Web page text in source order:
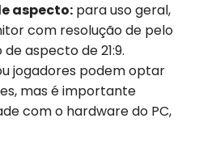
aspecto: para uso geral,
com resolução de pelo
aspecto de 21:9.
jogadores podem optar
mas é importante
com o hardware do PC,